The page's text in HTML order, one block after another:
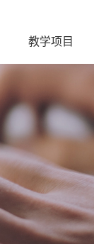
教学项目